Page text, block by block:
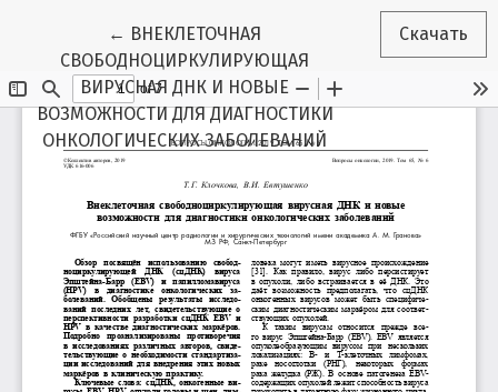
← Вернуться к Подробностям о статье
ВНЕКЛЕТОЧНАЯ
СВОБОДНОЦИРКУЛИРУЮЩАЯ
ВИРУСНАЯ ДНК И НОВЫЕ
ВОЗМОЖНОСТИ ДЛЯ ДИАГНОСТИКИ
ОНКОЛОГИЧЕСКИХ ЗАБОЛЕВАНИЙ
Скачать